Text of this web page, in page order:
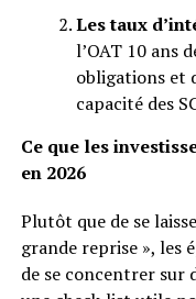
Les taux
l’OAT 10 ans
obligations et
capacité des
Ce que les
en 2026
Plutôt que de se
grande reprise », les
de se concentrer sur